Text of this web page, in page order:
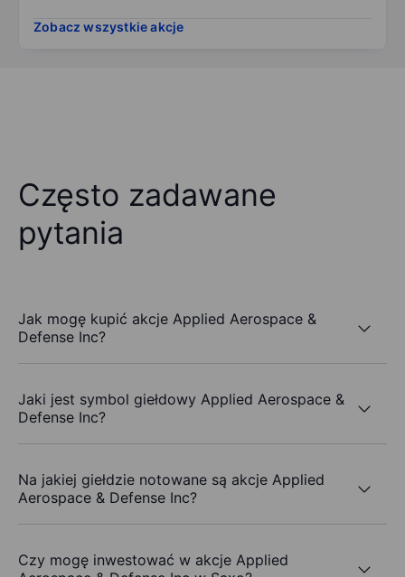
Zobacz wszystkie akcje
Często zadawane
pytania
Jak mogę kupić akcje Applied Aerospace &
Defense Inc?
Jaki jest symbol giełdowy Applied Aerospace &
Defense Inc?
Na jakiej giełdzie notowane są akcje Applied
Aerospace & Defense Inc?
Czy mogę inwestować w akcje Applied